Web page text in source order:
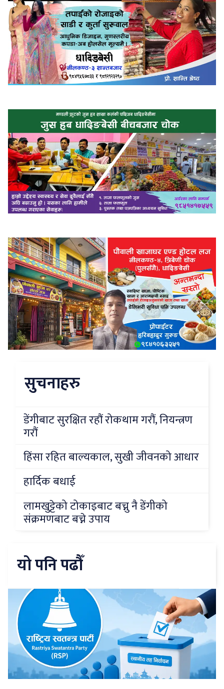
सुचनाहरु
डेंगीबाट सुरक्षित रहौं रोकथाम गरौं, नियन्त्रण
गरौं
हिंसा रहित बाल्यकाल, सुखी जीवनको आधार
हार्दिक बधाई
लामखुट्टेको टोकाइबाट बच्नु नै डेंगीको
संक्रमणबाट बच्ने उपाय
यो पनि पढौँ